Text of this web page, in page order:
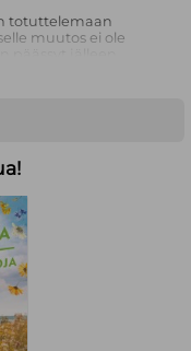
totuttelemaan
muutos ei ole
päätetään
kuolinsyy selviää.
sairaan naisen
-sairaaladekkarisarjan
turkulainen,
ja toimii
on suorittanut
of Photographyssa.
Varjojen lähettiläs -